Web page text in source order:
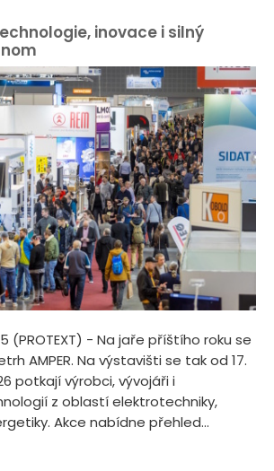
inovace i silný
(PROTEXT) - Na jaře příštího roku se
AMPER. Na výstavišti se tak od 17.
potkají výrobci, vývojáři i
z oblastí elektrotechniky,
Akce nabídne přehled...